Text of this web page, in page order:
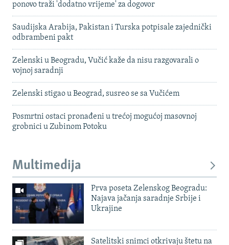
ponovo traži 'dodatno vrijeme' za dogovor
Saudijska Arabija, Pakistan i Turska potpisale zajednički
odbrambeni pakt
Zelenski u Beogradu, Vučić kaže da nisu razgovarali o
vojnoj saradnji
Zelenski stigao u Beograd, susreo se sa Vučićem
Posmrtni ostaci pronađeni u trećoj mogućoj masovnoj
grobnici u Zubinom Potoku
Multimedija
Prva poseta Zelenskog Beogradu:
Najava jačanja saradnje Srbije i
Ukrajine
Satelitski snimci otkrivaju štetu na